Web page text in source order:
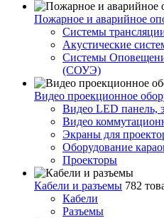
Пожарное и аварийное
Cистемы
Акустические
Системы
(СОУЭ)
Видео проекционное
Видео LED панель,
Видео
Экраны для
Оборудование
Проекторы
Кабели и разъемы 782
Кабели
Разъемы